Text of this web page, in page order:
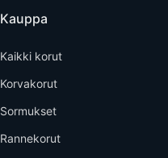
Kauppa
Kaikki korut
Korvakorut
Sormukset
Rannekorut